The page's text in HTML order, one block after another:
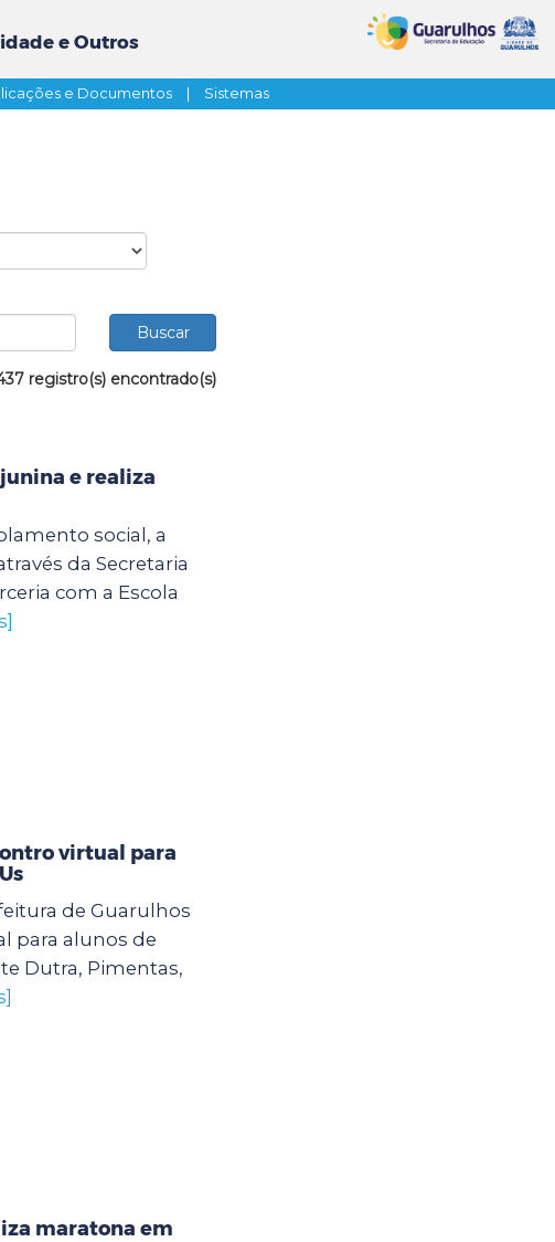
e Outros
e Documentos | Sistemas
registro(s) encontrado(s)
e realiza
social, a
da Secretaria
com a Escola
virtual para
de Guarulhos
para alunos de
Dutra, Pimentas,
maratona em